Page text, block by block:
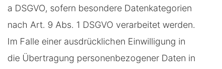
a DSGVO, sofern besondere Datenkategorien
nach Art. 9 Abs. 1 DSGVO verarbeitet werden.
Im Falle einer ausdrücklichen Einwilligung in
die Übertragung personenbezogener Daten in